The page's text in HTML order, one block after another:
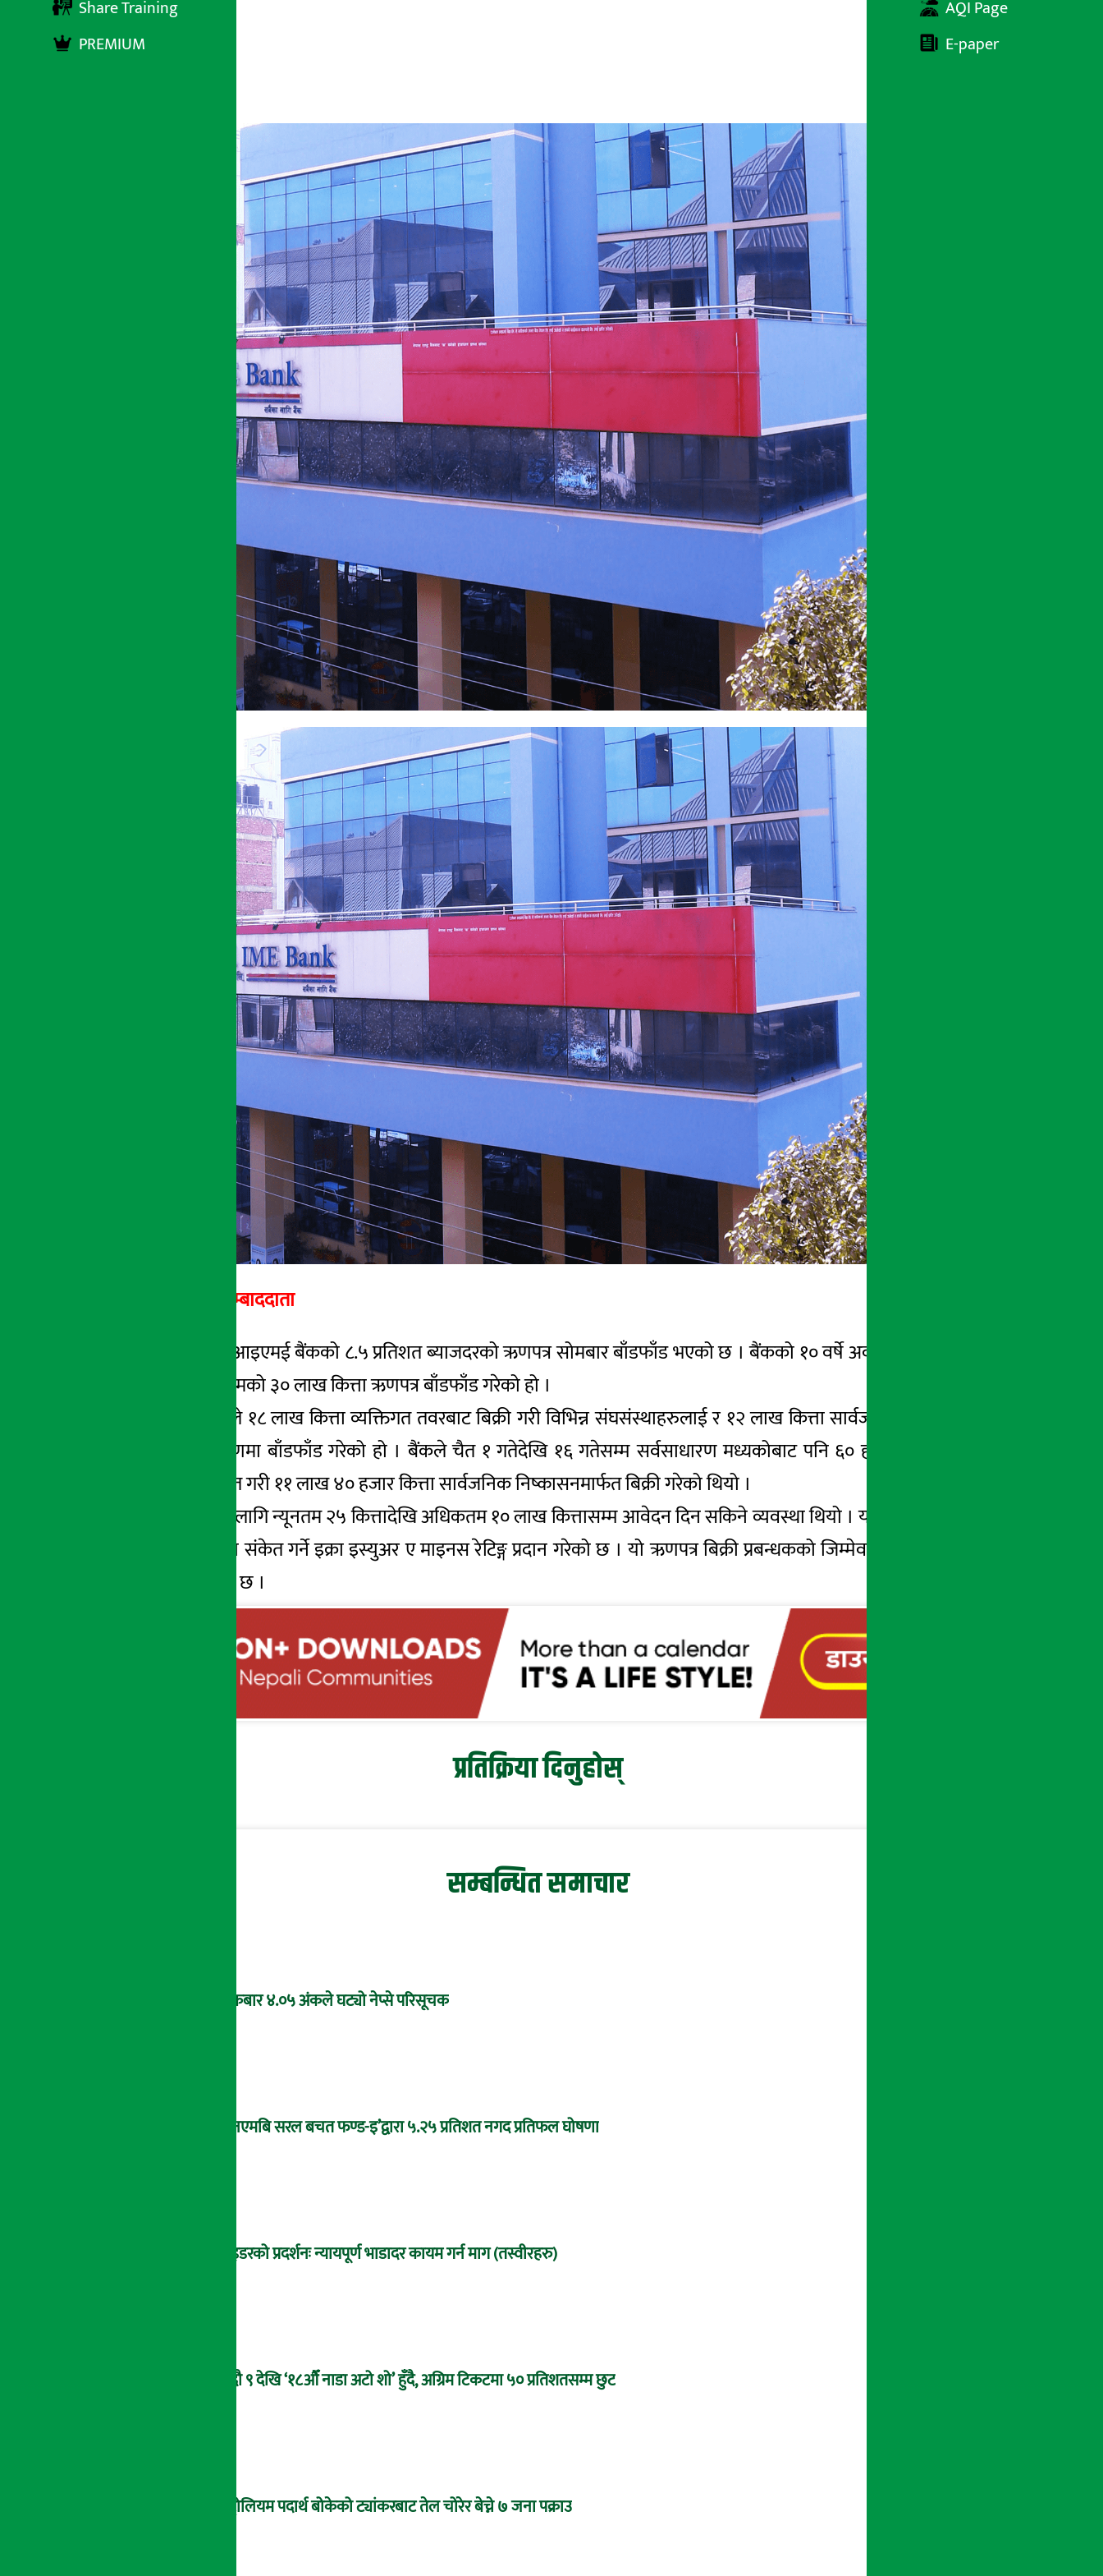
Share Training
PREMIUM
AQI Page
E-paper
बाँडफाँड
अर्थ सरोकार सम्बाददाता
काठमाडौँ । ग्लोबल आइएमई बैंकको ८.५ प्रतिशत ब्याजदरको ऋणपत्र सोमबार बाँडफाँड भएको छ । बैंकको १० वर्षे अवधिको ग्लोबल आइएमई बैंक
डिबेञ्चर २०८६/८७ नामको ३० लाख कित्ता ऋणपत्र बाँडफाँड गरेको हो ।
कुल कित्तामध्य बैंकले १८ लाख कित्ता व्यक्तिगत तवरबाट बिक्री गरी विभिन्न संघसंस्थाहरुलाई र १२ लाख कित्ता सार्वजनिक निष्कासनमार्फत विक्री
गरी आम सर्वसाधारणमा बाँडफाँड गरेको हो । बैंकले चैत १ गतेदेखि १६ गतेसम्म सर्वसाधारण मध्यकोबाट पनि ६० हजार कित्ता सामूहिक लगानी
कोषका लागि सुरक्षित गरी ११ लाख ४० हजार कित्ता सार्वजनिक निष्कासनमार्फत बिक्री गरेको थियो ।
यो ऋणपत्र खरिदका लागि न्यूनतम २५ कित्तादेखि अधिकतम १० लाख कित्तासम्म आवेदन दिन सकिने व्यवस्था थियो । यस ऋणपत्रलाई इक्रा नेपालले
न्युन कर्जा जोखिमको संकेत गर्ने इक्रा इस्युअर ए माइनस रेटिङ्ग प्रदान गरेको छ । यो ऋणपत्र बिक्री प्रबन्धकको जिम्मेवारी सेञ्चुरी क्यापिटल मार्केट्स
लिमिटेडले पुरा गरेको छ ।
प्रतिक्रिया दिनुहोस्
सम्बन्धित समाचार
शुक्रबार ४.०५ अंकले घट्यो नेप्से परिसूचक
‘एनएमबि सरल बचत फण्ड-इ’द्वारा ५.२५ प्रतिशत नगद प्रतिफल घोषणा
राइडरको प्रदर्शनः न्यायपूर्ण भाडादर कायम गर्न माग (तस्वीरहरु)
भदौ ९ देखि ‘१८औँ नाडा अटो शो’ हुँदै, अग्रिम टिकटमा ५० प्रतिशतसम्म छुट
पेट्रोलियम पदार्थ बोकेको ट्यांकरबाट तेल चोरेर बेच्ने ७ जना पक्राउ